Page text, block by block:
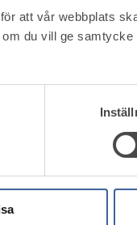
att vår webbplats
du vill ge
metod gör jobbet.
och riktning